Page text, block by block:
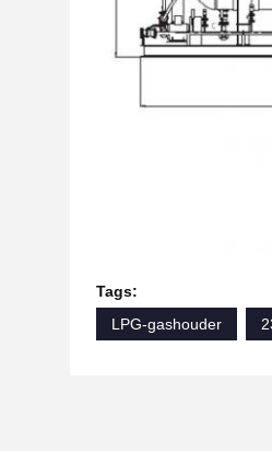
Tags:
LPG-gashouder